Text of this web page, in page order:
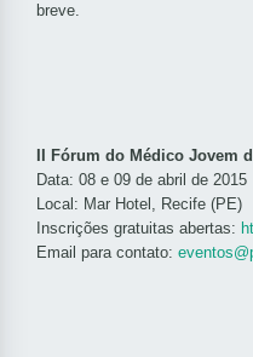
breve.
II Fórum do Médico Jovem
Data: 08 e 09 de abril de 2015
Local: Mar Hotel, Recife (PE)
Inscrições gratuitas abertas:
Email para contato: